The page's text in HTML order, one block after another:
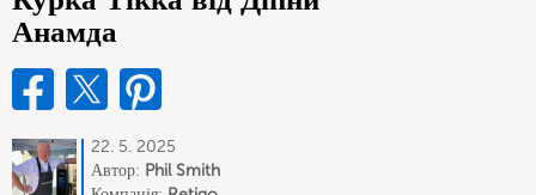
Анамда
22. 5. 2025
Автор: Phil Smith